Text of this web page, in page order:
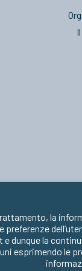
la
preferenze
dunque la
esprimendo le